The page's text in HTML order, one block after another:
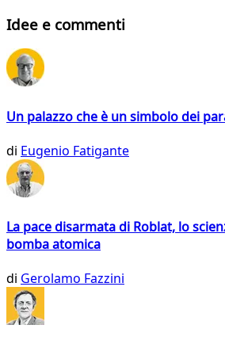
Idee e commenti
Un palazzo che è un simbolo dei
di Eugenio Fatigante
La pace disarmata di Roblat, lo
bomba atomica
di Gerolamo Fazzini